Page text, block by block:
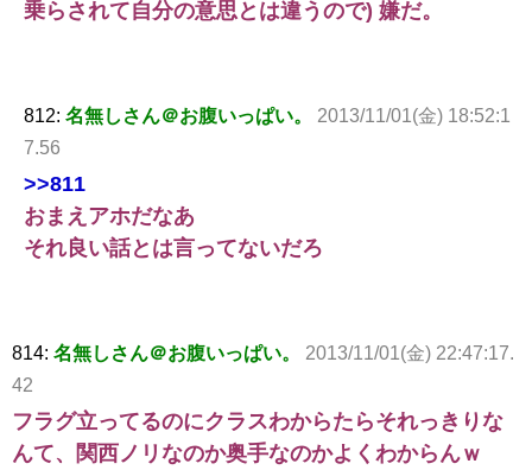
乗らされて自分の意思とは違うので) 嫌だ。
812: 名無しさん＠お腹いっぱい。
2013/11/01(金) 18:52:1
7.56
>>811
おまえアホだなあ
それ良い話とは言ってないだろ
814: 名無しさん＠お腹いっぱい。
2013/11/01(金) 22:47:17.
42
フラグ立ってるのにクラスわからたらそれっきりな
んて、 関西ノリなのか奥手なのかよくわからんｗ